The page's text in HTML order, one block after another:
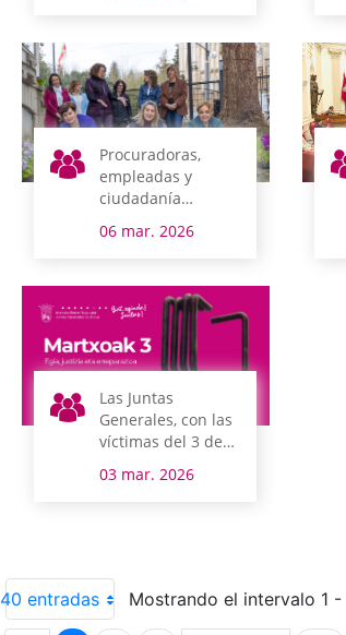
Procuradoras,
empleadas y
ciudadanía
Igualdad
06 mar. 2026
Las Juntas
Generales, con las
víctimas del 3 de
Gasteiz
03 mar. 2026
40 entradas Mostrando el intervalo 1